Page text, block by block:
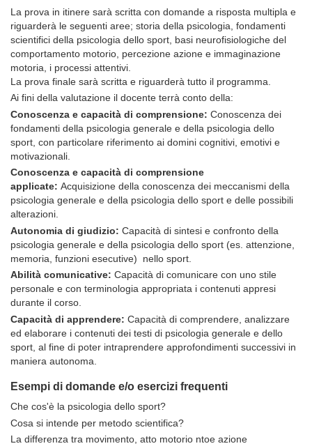
La prova in itinere sarà scritta con domande a risposta multipla e
riguarderà le seguenti aree; storia della psicologia, fondamenti
scientifici della psicologia dello sport, basi neurofisiologiche del
comportamento motorio, percezione azione e immaginazione
motoria, i processi attentivi.
La prova finale sarà scritta e riguarderà tutto il programma.
Ai fini della valutazione il docente terrà conto della:
Conoscenza e capacità di comprensione: Conoscenza dei
fondamenti della psicologia generale e della psicologia dello
sport, con particolare riferimento ai domini cognitivi, emotivi e
motivazionali.
Conoscenza e capacità di comprensione
applicate: Acquisizione della conoscenza dei meccanismi della
psicologia generale e della psicologia dello sport e delle possibili
alterazioni.
Autonomia di giudizio: Capacità di sintesi e confronto della
psicologia generale e della psicologia dello sport (es. attenzione,
memoria, funzioni esecutive) nello sport.
Abilità comunicative: Capacità di comunicare con uno stile
personale e con terminologia appropriata i contenuti appresi
durante il corso.
Capacità di apprendere: Capacità di comprendere, analizzare
ed elaborare i contenuti dei testi di psicologia generale e dello
sport, al fine di poter intraprendere approfondimenti successivi in
maniera autonoma.
Esempi di domande e/o esercizi frequenti
Che cos'è la psicologia dello sport?
Cosa si intende per metodo scientifica?
La differenza tra movimento, atto motorio ntoe azione